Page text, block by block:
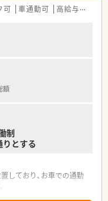
や能力が適切に評価され
の距離が近く、信頼関係
され、対人業務に集中で
や昇給という形で還元さ
可 車通勤可 高給与(600万円以上)
額
制
りとする
しており、お車での通勤